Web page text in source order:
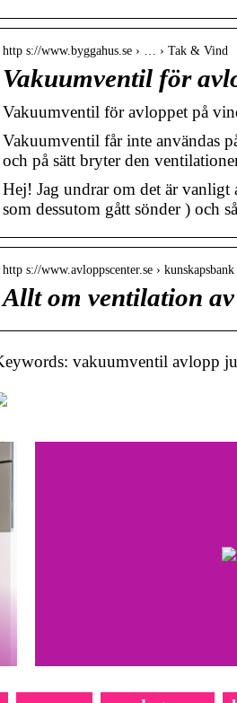
http s://www.byggahus.se › … › Tak & Vind
Vakuumventil för
Vakuumventil för avloppet på
Vakuumventil får inte användas
och på sätt bryter den
Hej! Jag undrar om det är
som dessutom gått sönder ) och
http s://www.avloppscenter.se ›
Allt om ventilation
vakuumventil avlopp